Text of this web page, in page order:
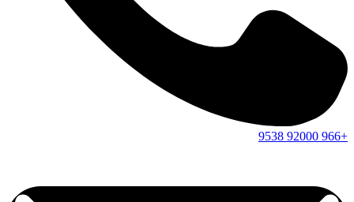
92000
9538